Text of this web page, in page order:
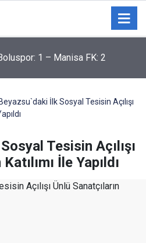
1 – Manisa FK: 2
Beyazsu`daki İlk Sosyal Tesisin Açılışı
Tesisin Açılışı
İle Yapıldı